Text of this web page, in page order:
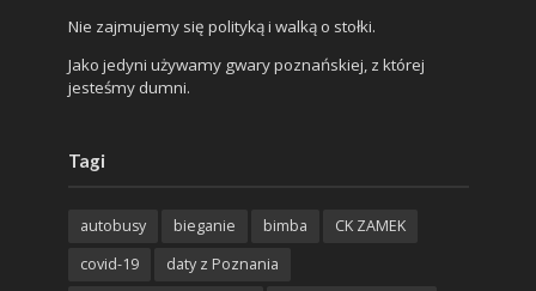
Nie zajmujemy się polityką i walką o stołki.
Jako jedyni używamy gwary poznańskiej, z której
jesteśmy dumni.
Tagi
autobusy bieganie bimba
CK ZAMEK
covid-19
daty z Poznania